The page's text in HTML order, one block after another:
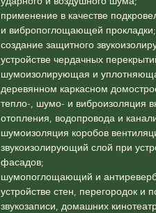
применение в качестве
и вибропоглощающей прокладки;
создание защитного
устройстве чердачных
шумоизолирующая и
деревянном каркасном
тепло-, шумо- и виброизоляция
отопления, водопровода и
шумоизоляция коробов
звукоизолирующий слой при
фасадов;
шумопоглощающий и
устройстве стен, перегородок и
звукозаписи, домашних